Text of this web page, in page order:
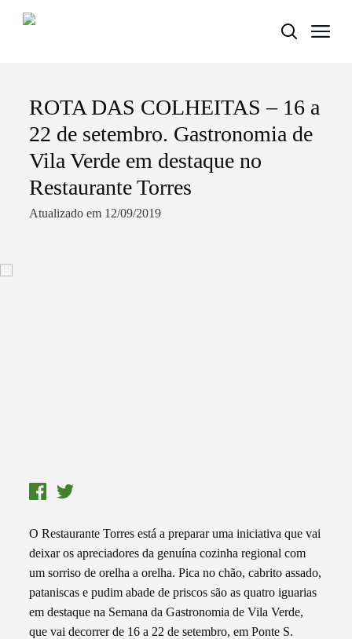
Termo de Pesquisa
Categorias gerais
ROTA DAS COLHEITAS – 16 a
22 de setembro. Gastronomia de
Vila Verde em destaque no
Restaurante Torres
Atualizado em 12/09/2019
O Restaurante Torres está a preparar uma iniciativa que vai
deixar os apreciadores da genuína cozinha regional com
um sorriso de orelha a orelha. Pica no chão, cabrito assado,
pataniscas e pudim abade de priscos são as quatro iguarias
em destaque na Semana da Gastronomia de Vila Verde,
que vai decorrer de 16 a 22 de setembro, em Ponte S.